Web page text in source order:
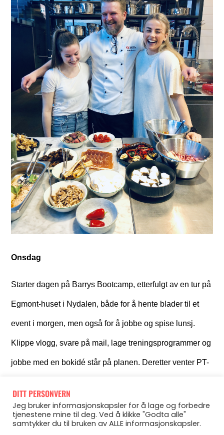
Onsdag
Starter dagen på Barrys Bootcamp, etterfulgt av en tur på
Egmont-huset i Nydalen, både for å hente blader til et
event i morgen, men også for å jobbe og spise lunsj.
Klippe vlogg, svare på mail, lage treningsprogrammer og
jobbe med en bokidé står på planen. Deretter venter PT-
MOVE i Drammen 18.30.
DITT PERSONVERN
Jeg bruker informasjonskapsler for å lage og forbedre
tjenestene mine til deg. Ved å klikke "Godta alle"
samtykker du til bruken av ALLE informasjonskapsler.